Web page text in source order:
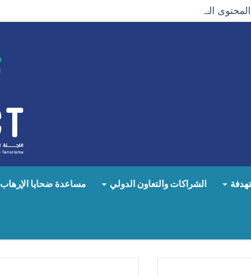
الفعّال
الشراكات والتعاون الدولي مساعدة ضحايا الإرهاب